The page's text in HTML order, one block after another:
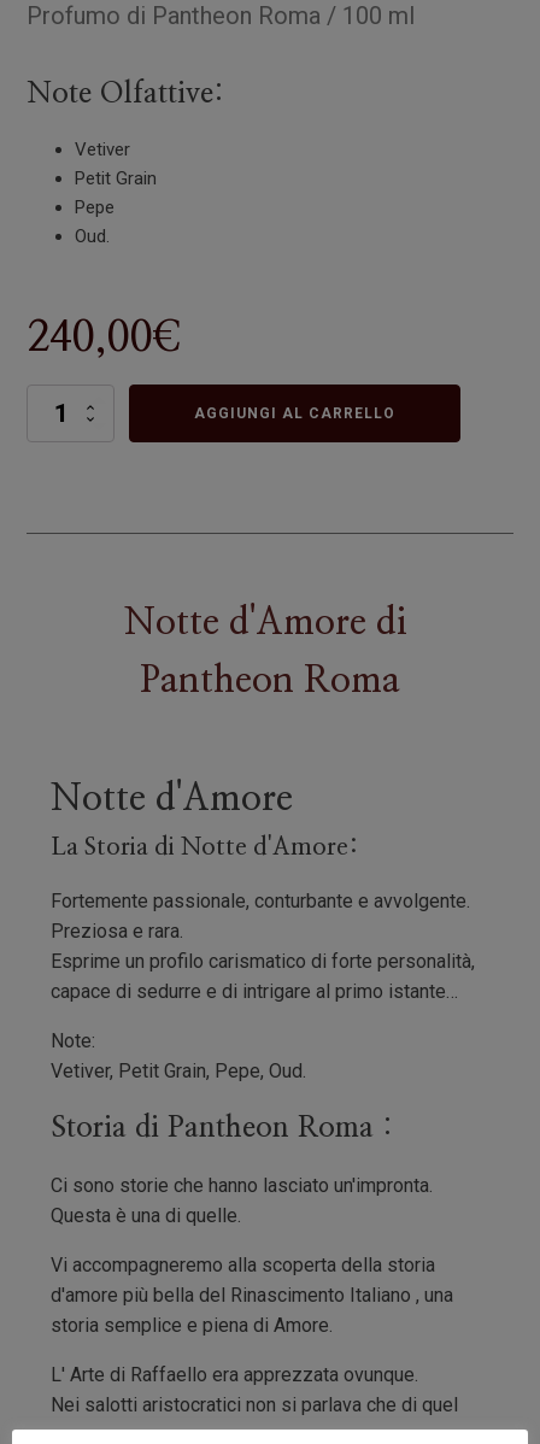
Profumo di Pantheon Roma / 100 ml
Note Olfattive:
Vetiver
Petit Grain
Pepe
Oud.
240,00€
Notte
AGGIUNGI AL CARRELLO
Notte d'Amore di
Pantheon Roma
Notte d'Amore
La Storia di Notte d'Amore:
Fortemente passionale, conturbante e avvolgente.
Preziosa e rara.
Esprime un profilo carismatico di forte personalità,
capace di sedurre e di intrigare al primo istante…
Note:
Vetiver, Petit Grain, Pepe, Oud.
Storia di Pantheon Roma :
Ci sono storie che hanno lasciato un'impronta.
Questa è una di quelle.
Vi accompagneremo alla scoperta della storia
d'amore più bella del Rinascimento Italiano , una
storia semplice e piena di Amore.
L' Arte di Raffaello era apprezzata ovunque.
Nei salotti aristocratici non si parlava che di quel
ragazzo